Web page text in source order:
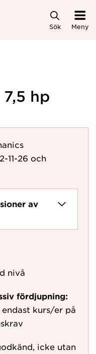
Sök Meny
hp
11-26 och
av
nivå
fördjupning:
kurs/er på
icke utan